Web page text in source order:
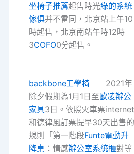
坐椅子推薦起售時光綠的系統
傢俱并不雷同，北京站上午10
時起售，北京南站午時12時
3COFO0分起售。
backbone工學椅 2021年
除夕假期為1月1日至歐凌辦公
家具3日。依照火車票internet
和德律風訂票提早30天出售的
規則「第一階段Funte電動升
降桌 ：情感辦公室系統櫃對等